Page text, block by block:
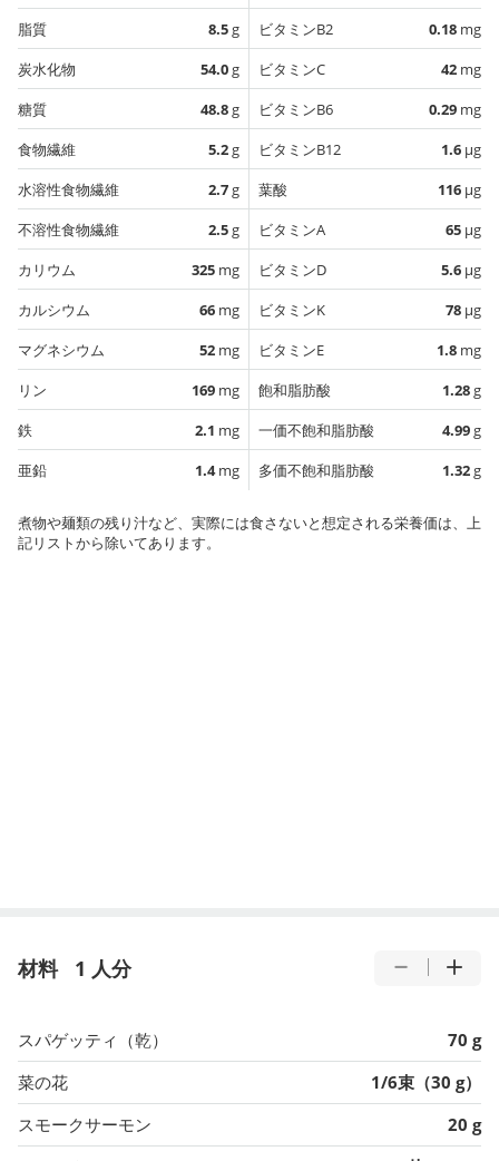
脂質
8.5g
炭水化物
54.0g
糖質
48.8g
食物繊維
5.2g
水溶性食物繊維
2.7g
不溶性食物繊維
2.5g
カリウム
325 mg
カルシウム
66 mg
マグネシウム
52 mg
リン
169 mg
鉄
2.1 mg
亜鉛
1.4mg
ビタミンB2
0.18 mg
ビタミンC
42 mg
ビタミンB6
0.29 mg
ビタミンB12
1.6 µg
葉酸
116 µg
ビタミンA
65 µg
ビタミンD
5.6 µg
ビタミンK
78 µg
ビタミンE
1.8 mg
飽和脂肪酸
1.28g
一価不飽和脂肪酸
4.99g
多価不飽和脂肪酸
1.32g
煮物や麺類の残り汁など、実際には食さないと想定される栄養価は、上
記リストから除いてあります。
材料 1 人分
スパゲッティ（乾）
70 g
菜の花
1/6束（30 g）
スモークサーモン
20 g